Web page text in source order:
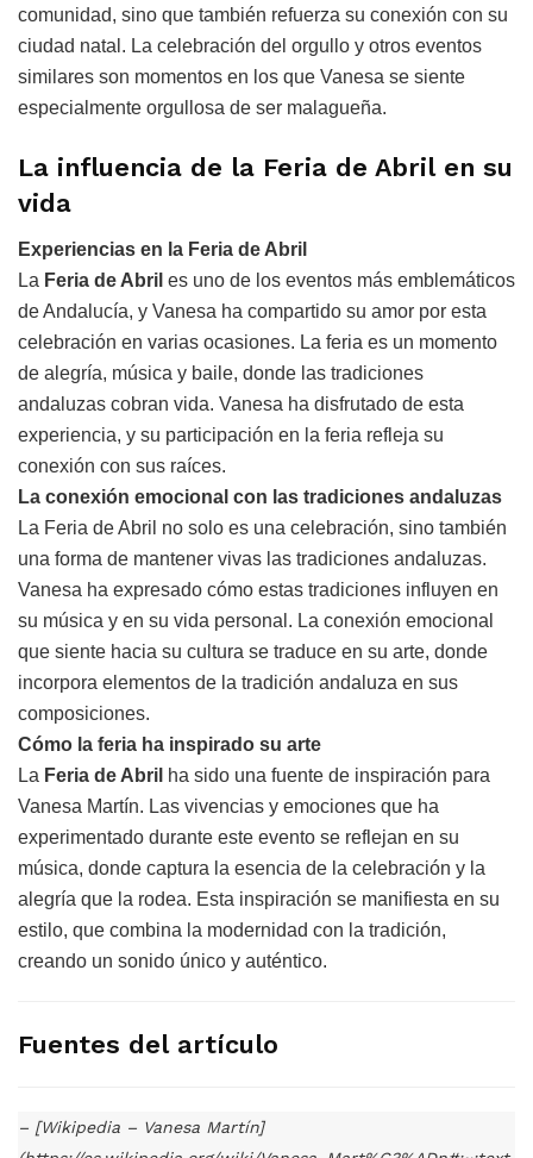
comunidad, sino que también refuerza su conexión con su
ciudad natal. La celebración del orgullo y otros eventos
similares son momentos en los que Vanesa se siente
especialmente orgullosa de ser malagueña.
La influencia de la Feria de Abril en su
vida
Experiencias en la Feria de Abril
La Feria de Abril es uno de los eventos más emblemáticos
de Andalucía, y Vanesa ha compartido su amor por esta
celebración en varias ocasiones. La feria es un momento
de alegría, música y baile, donde las tradiciones
andaluzas cobran vida. Vanesa ha disfrutado de esta
experiencia, y su participación en la feria refleja su
conexión con sus raíces.
La conexión emocional con las tradiciones andaluzas
La Feria de Abril no solo es una celebración, sino también
una forma de mantener vivas las tradiciones andaluzas.
Vanesa ha expresado cómo estas tradiciones influyen en
su música y en su vida personal. La conexión emocional
que siente hacia su cultura se traduce en su arte, donde
incorpora elementos de la tradición andaluza en sus
composiciones.
Cómo la feria ha inspirado su arte
La Feria de Abril ha sido una fuente de inspiración para
Vanesa Martín. Las vivencias y emociones que ha
experimentado durante este evento se reflejan en su
música, donde captura la esencia de la celebración y la
alegría que la rodea. Esta inspiración se manifiesta en su
estilo, que combina la modernidad con la tradición,
creando un sonido único y auténtico.
Fuentes del artículo
– [Wikipedia – Vanesa Martín]